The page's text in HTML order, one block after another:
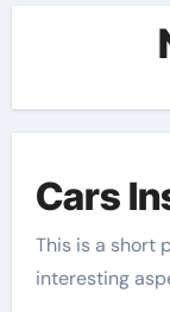
Cars
This is a short
interesting